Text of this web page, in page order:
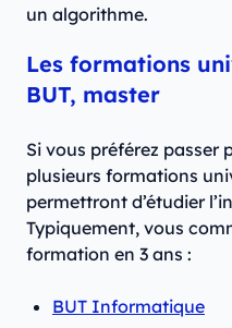
un algorithme.
Les formations
BUT, master
Si vous préférez passer
plusieurs formations
permettront d’étudier
Typiquement, vous
formation en 3 ans :
BUT Informatique